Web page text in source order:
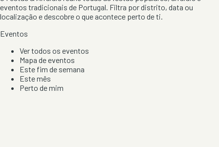
eventos tradicionais de Portugal. Filtra por distrito, data ou
localização e descobre o que acontece perto de ti.
Eventos
Ver todos os eventos
Mapa de eventos
Este fim de semana
Este mês
Perto de mim